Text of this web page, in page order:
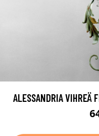
ALESSANDRIA VIHREÄ